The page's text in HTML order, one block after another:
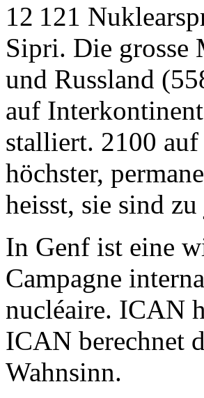
12 121
Sipri. Die grosse
und Russland
auf
stalliert. 2100
höchster,
heisst, sie sind
In Genf ist eine
Campagne
nucléaire. ICAN
ICAN berechnet
Wahnsinn.